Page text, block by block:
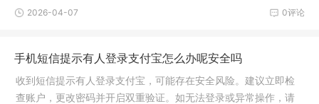
0评论
2026-04-07
手机短信提示有人登录支付宝怎么办呢安全吗
收到短信提示有人登录支付宝，可能存在安全风险。建议立即检
查账户，更改密码并开启双重验证。如无法登录或异常操作，请